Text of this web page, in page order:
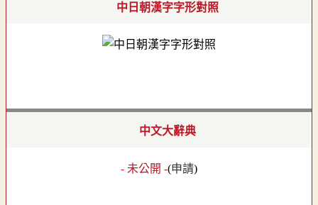
中日朝漢字字形對照
中文大辭典
- 未公開 -(申請)